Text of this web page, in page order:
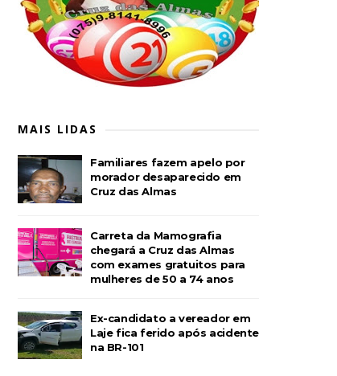
MAIS LIDAS
Familiares fazem apelo por
morador desaparecido em
Cruz das Almas
Carreta da Mamografia
chegará a Cruz das Almas
com exames gratuitos para
mulheres de 50 a 74 anos
Ex-candidato a vereador em
Laje fica ferido após acidente
na BR-101